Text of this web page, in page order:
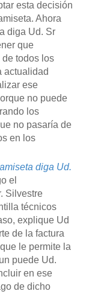
esta decisión
Ahora
diga Ud. Sr
que
todos los
actualidad
ese
no puede
los
no pasaría de
en los
diga Ud.
el
Silvestre
técnicos
explique Ud
de la factura
le permite la
puede Ud.
en ese
de dicho